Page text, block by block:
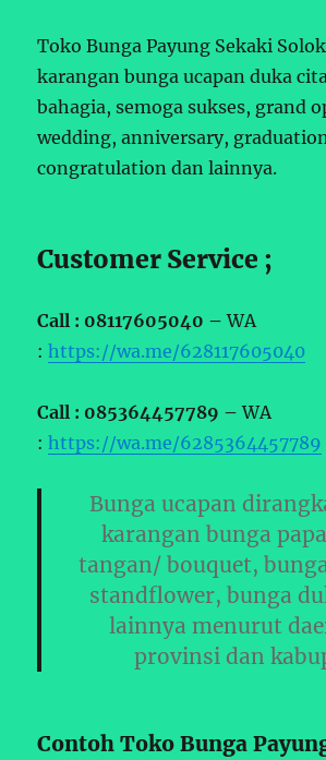
Toko Bunga Payung Sekaki
karangan bunga ucapan duka
bahagia, semoga sukses, grand
wedding, anniversary,
congratulation dan lainnya.
Customer Service ;
Call : 08117605040 –WA
:https://wa.me/628117605040
Call : 085364457789 –WA
:https://wa.me/6285364457789
Bunga ucapan
karangan bunga
tangan/ bouquet,
standflower, bunga
lainnya menurut
provinsi dan
Contoh Toko Bunga